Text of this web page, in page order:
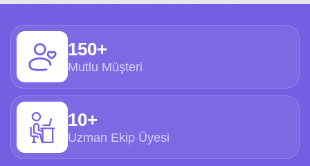
150+
Mutlu Müşteri
10+
Uzman Ekip Üyesi